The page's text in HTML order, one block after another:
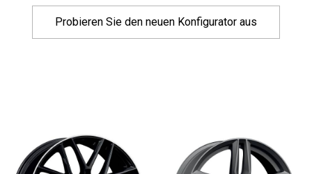
Probieren Sie den neuen Konfigurator aus